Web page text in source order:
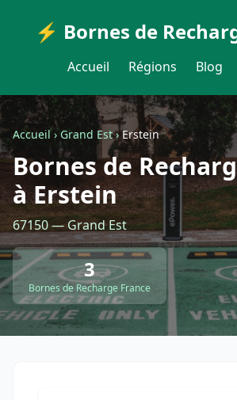
⚡ Bornes de
Accueil Régions Blog
Accueil›Grand Est›Erstein
Bornes de
à Erstein
67150 — Grand Est
3
Bornes de Recharge France